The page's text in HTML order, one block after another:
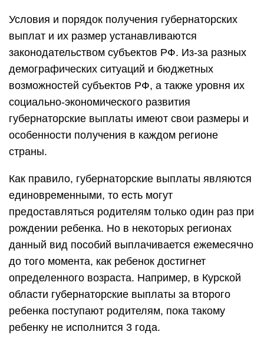
Условия и порядок получения губернаторских
выплат и их размер устанавливаются
законодательством субъектов РФ. Из-за разных
демографических ситуаций и бюджетных
возможностей субъектов РФ, а также уровня их
социально-экономического развития
губернаторские выплаты имеют свои размеры и
особенности получения в каждом регионе
страны.
Как правило, губернаторские выплаты являются
единовременными, то есть могут
предоставляться родителям только один раз при
рождении ребенка. Но в некоторых регионах
данный вид пособий выплачивается ежемесячно
до того момента, как ребенок достигнет
определенного возраста. Например, в Курской
области губернаторские выплаты за второго
ребенка поступают родителям, пока такому
ребенку не исполнится 3 года.